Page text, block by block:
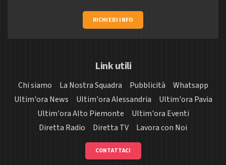
RICHIEDI INFO
Link utili
Chi siamo La Nostra Squadra Pubblicità
Whatsapp
Ultim'ora News
Ultim'ora Alessandria
Ultim'ora Pavia
Ultim'ora Alto Piemonte
Ultim'ora Eventi
Diretta Radio
Diretta TV Lavora con Noi
CONTATTACI